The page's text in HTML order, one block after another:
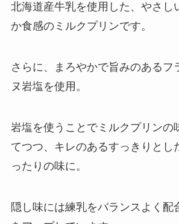
北海道産牛乳を使用した、やさし
か食感のミルクプリンです。
さらに、まろやかで旨みのあるフ
ヌ岩塩を使用。
岩塩を使うことでミルクプリンの
てつつ、キレのあるすっきりとし
ったりの味に。
隠し味には練乳をバランスよく配